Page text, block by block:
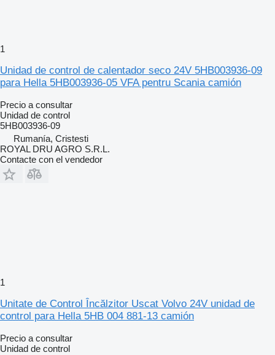
1
Unidad de control de calentador seco 24V 5HB003936-09
para Hella 5HB003936-05 VFA pentru Scania camión
Precio a consultar
Unidad de control
5HB003936-09
Rumanía, Cristesti
ROYAL DRU AGRO S.R.L.
Contacte con el vendedor
1
Unitate de Control Încălzitor Uscat Volvo 24V unidad de
control para Hella 5HB 004 881-13 camión
Precio a consultar
Unidad de control